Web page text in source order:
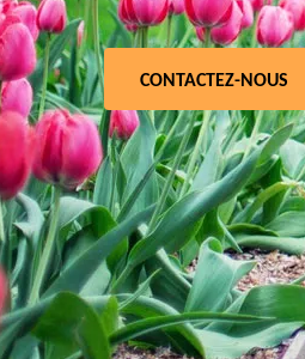
CONTACTEZ-NOUS